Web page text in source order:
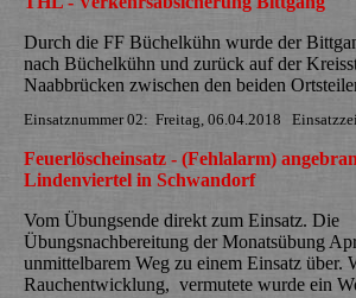
Durch die FF Büchelkühn wurde der
nach Büchelkühn und zurück auf der
Naabbrücken zwischen den beiden
Einsatznummer 02: Freitag, 06.04.2018
Feuerlöscheinsatz - (Fehlalarm)
Lindenviertel in Schwandorf
Vom Übungsende direkt zum Einsatz. Die
Übungsnachbereitung der Monatsübung
unmittelbarem Weg zu einem Einsatz über.
Rauchentwicklung, vermutete wurde ein